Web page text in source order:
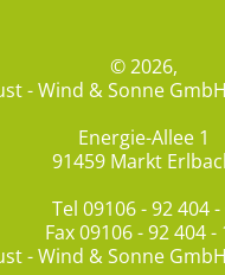
© 2026,
- Wind & Sonne
Energie-Allee 1
91459 Markt
Tel 09106 - 92 404 -
Fax 09106 - 92 404 -
- Wind & Sonne